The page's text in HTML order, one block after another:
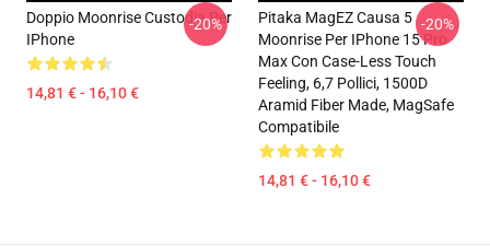
Doppio Moonrise Custodia Per
IPhone
14,81 € - 16,10 €
-20%
Pitaka MagEZ Causa 5
Moonrise Per IPhone 15 Pro
Max Con Case-Less Touch
Feeling, 6,7 Pollici, 1500D
Aramid Fiber Made, MagSafe
Compatibile
14,81 € - 16,10 €
-20%